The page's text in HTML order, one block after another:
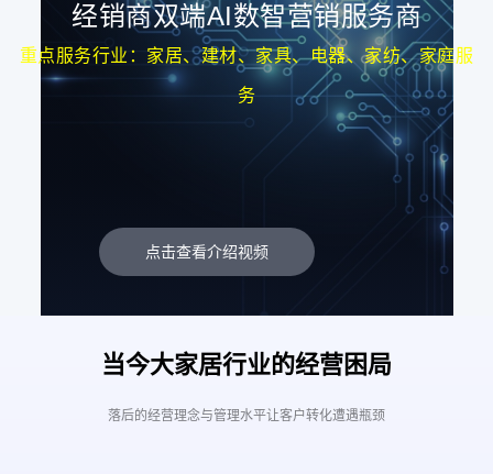
经销商双端AI数智营销服务商
重点服务行业：家居、建材、家具、电器、家纺、家庭服
务
点击查看介绍视频
当今大家居行业的经营困局
落后的经营理念与管理水平让客户转化遭遇瓶颈